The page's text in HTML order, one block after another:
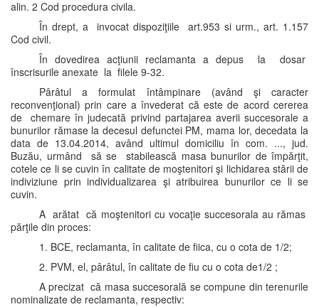
alin. 2 Cod procedura civila.
În drept, a invocat dispoziţiile art.953 si urm., art. 1.157
Cod civil.
În dovedirea acţiunii reclamanta a depus la dosar
înscrisurile anexate la filele 9-32.
Pârâtul a formulat întâmpinare (având şi caracter
reconvenţional) prin care a învederat că este de acord cererea
de chemare în judecată privind partajarea averii succesorale a
bunurilor rămase la decesul defunctei PM, mama lor, decedata la
data de 13.04.2014, având ultimul domiciliu în com. ..., jud.
Buzău, urmând să se stabilească masa bunurilor de împărţit,
cotele ce li se cuvin în calitate de moştenitori şi lichidarea stării de
indiviziune prin individualizarea şi atribuirea bunurilor ce li se
cuvin.
A arătat că moştenitori cu vocaţie succesorala au rămas
părţile din proces:
1. BCE, reclamanta, în calitate de fiica, cu o cota de 1/2;
2. PVM, el, pârâtul, în calitate de fiu cu o cota de1/2 ;
A precizat că masa succesorală se compune din terenurile
nominalizate de reclamanta, respectiv: